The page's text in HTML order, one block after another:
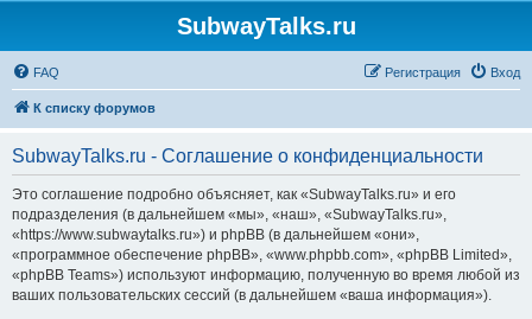
SubwayTalks.ru
FAQ Вход
Регистрация
К списку форумов
SubwayTalks.ru - Соглашение о конфиденциальности
Это соглашение подробно объясняет, как «SubwayTalks.ru» и его
подразделения (в дальнейшем «мы», «наш», «SubwayTalks.ru»,
«https://www.subwaytalks.ru») и phpBB (в дальнейшем «они»,
«программное обеспечение phpBB», «www.phpbb.com», «phpBB Limited»,
«phpBB Teams») используют информацию, полученную во время любой из
ваших пользовательских сессий (в дальнейшем «ваша информация»).